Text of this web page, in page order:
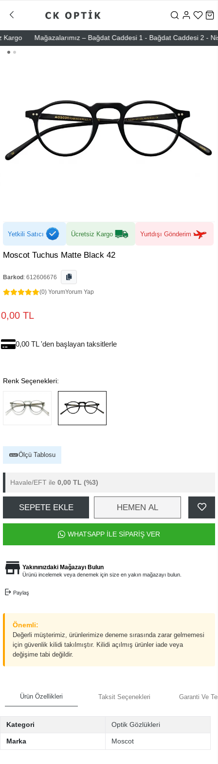
Mağazalarımız – Bağdat Caddesi 1 - Bağdat Caddesi 2 -
Yetkili Satıcı Ücretsiz Kargo Yurtdışı Gönderim
Moscot Tuchus Matte Black 42
Barkod : 612606676
(0) YorumYorum Yap
0,00 TL
0,00 TL 'den başlayan taksitlerle
Renk Seçenekleri:
Ölçü Tablosu
Havale/EFT ile 0,00 TL (%3)
SEPETE EKLE HEMEN AL
WHATSAPP İLE SİPARİŞ VER
Yakınınızdaki Mağazayı Bulun
Ürünü incelemek veya denemek için size en yakın mağazayı bulun.
Paylaş
Önemli:
Değerli müşterimiz, ürünlerimize deneme sırasında zarar gelmemesi
için güvenlik kilidi takılmıştır. Kilidi açılmış ürünler iade veya
değişime tabi değildir.
Ürün Özellikleri Taksit Seçenekleri Garanti Ve
Kategori Optik Gözlükleri
Marka Moscot